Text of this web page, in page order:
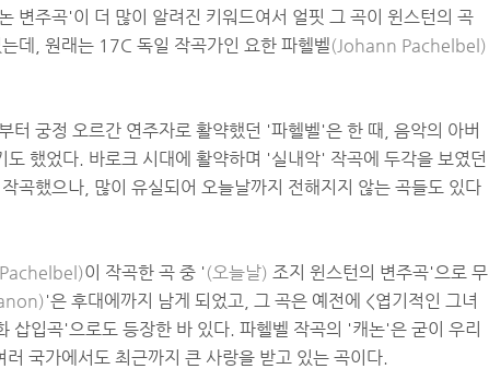
변주곡'이 더 많이 알려진 키워드여서 얼핏 그 곡이 윈스턴의 곡
데, 원래는 17C 독일 작곡가인 요한 파헬벨(Johann Pachelbel)
터 궁정 오르간 연주자로 활약했던 '파헬벨'은 한 때, 음악의 아버
했었다. 바로크 시대에 활약하며 '실내악' 작곡에 두각을 보였던
곡했으나, 많이 유실되어 오늘날까지 전해지지 않는 곡들도 있다
이 작곡한 곡 중 ' (오늘날) 조지 윈스턴의 변주곡'으로 무
'은 후대에까지 남게 되었고, 그 곡은 예전에 <엽기적인 그녀
삽입곡'으로도 등장한 바 있다. 파헬벨 작곡의 '캐논'은 굳이 우리
국가에서도 최근까지 큰 사랑을 받고 있는 곡이다.